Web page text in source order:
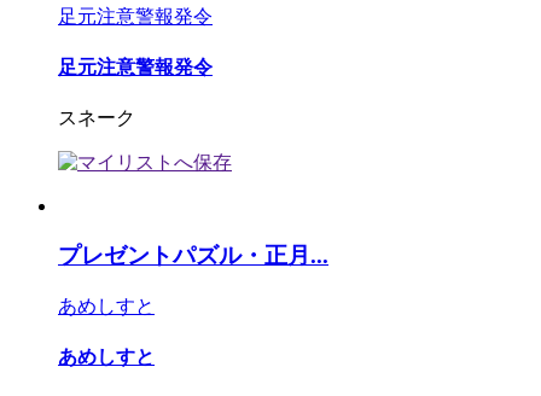
足元注意警報発令
足元注意警報発令
スネーク
プレゼントパズル・正月...
あめしすと
あめしすと